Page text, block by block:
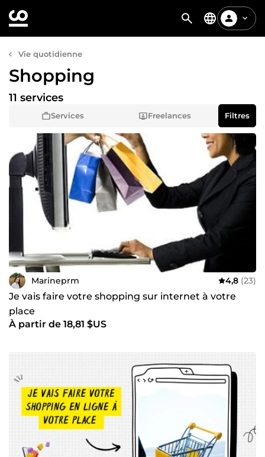
Vie quotidienne
Shopping
Services Freelances
11 services
Filtres
Marineprm 4,8 (23)
Je vais faire votre shopping sur internet à votre
place
À partir de 18,81 $US